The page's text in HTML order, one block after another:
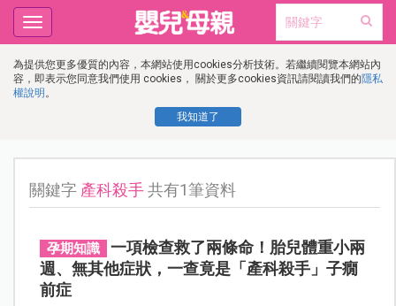
為提供您更多優質的內容，本網站使用cookies分析技術。若繼續閱覽本網站內
容，即表示您同意我們使用 cookies， 關於更多cookies資訊請閱讀我們的隱私
權說明 。
我知道了
Toggle
navigation
關鍵字 產科殺手共有1筆資料
孕期知識
一項檢查救了兩條命！胎兒體重小兩
週、無其他症狀，一查竟是「產科殺手」子癇
前症